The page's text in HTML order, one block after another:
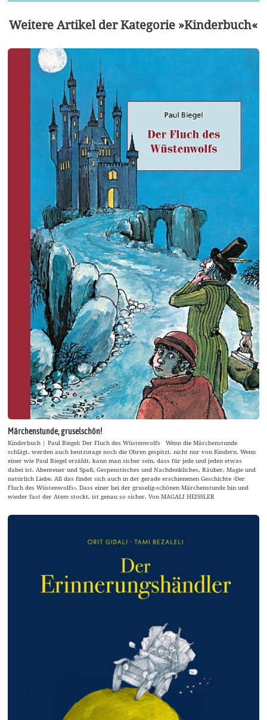
Weitere Artikel der Kategorie »Kinderbuch«
Märchenstunde, gruselschön!
Kinderbuch | Paul Biegel: Der Fluch des Wüstenwolfs Wenn die Märchenstunde
schlägt, werden auch heutzutage noch die Ohren gespitzt, nicht nur von Kindern. Wenn
einer wie Paul Biegel erzählt, kann man sicher sein, dass für jede und jeden etwas
dabei ist. Abenteuer und Spaß, Gespenstisches und Nachdenkliches, Räuber, Magie und
natürlich Liebe. All das findet sich auch in der gerade erschienenen Geschichte ›Der
Fluch des Wüstenwolfs‹. Dass einer bei der gruselig-schönen Märchenstunde hin und
wieder fast der Atem stockt, ist genau so sicher. Von MAGALI HEISSLER